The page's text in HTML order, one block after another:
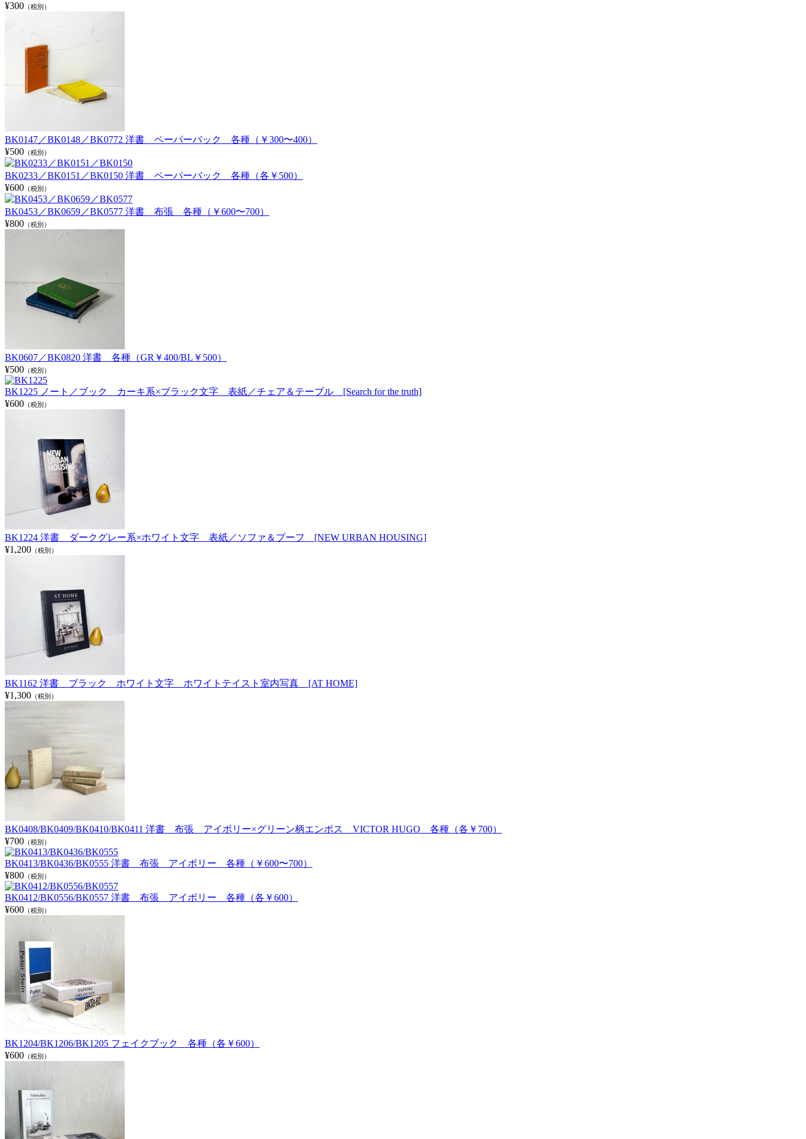
¥300 （税別）
BK0147／BK0148／BK0772 洋書 ペーパーバック 各種（￥300〜400）
¥500 （税別）
BK0233／BK0151／BK0150 洋書 ペーパーバック 各種（各￥500）
¥600 （税別）
BK0453／BK0659／BK0577 洋書 布張 各種（￥600〜700）
¥800 （税別）
BK0607／BK0820 洋書 各種（GR￥400/BL￥500）
¥500 （税別）
BK1225 ノート／ブック カーキ系×ブラック文字 表紙／チェア＆テーブル [Search for the truth]
¥600 （税別）
BK1224 洋書 ダークグレー系×ホワイト文字 表紙／ソファ＆プーフ [NEW URBAN HOUSING]
¥1,200 （税別）
BK1162 洋書 ブラック ホワイト文字 ホワイトテイスト室内写真 [AT HOME]
¥1,300 （税別）
BK0408/BK0409/BK0410/BK0411 洋書 布張 アイボリー×グリーン柄エンボス VICTOR HUGO 各種（各￥700）
¥700 （税別）
BK0413/BK0436/BK0555 洋書 布張 アイボリー 各種（￥600〜700）
¥800 （税別）
BK0412/BK0556/BK0557 洋書 布張 アイボリー 各種（各￥600）
¥600 （税別）
BK1204/BK1206/BK1205 フェイクブック 各種（各￥600）
¥600 （税別）